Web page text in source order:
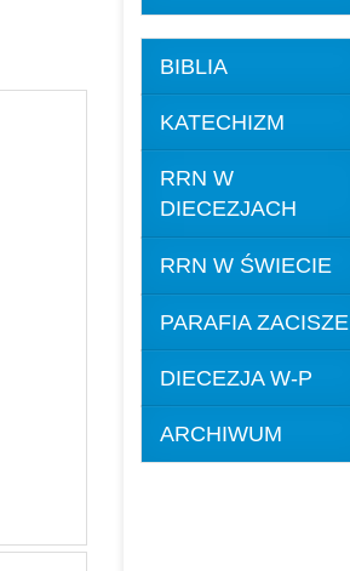
BIBLIA
KATECHIZM
RRN W
DIECEZJACH
RRN W ŚWIECIE
PARAFIA ZACISZE
DIECEZJA W-P
ARCHIWUM